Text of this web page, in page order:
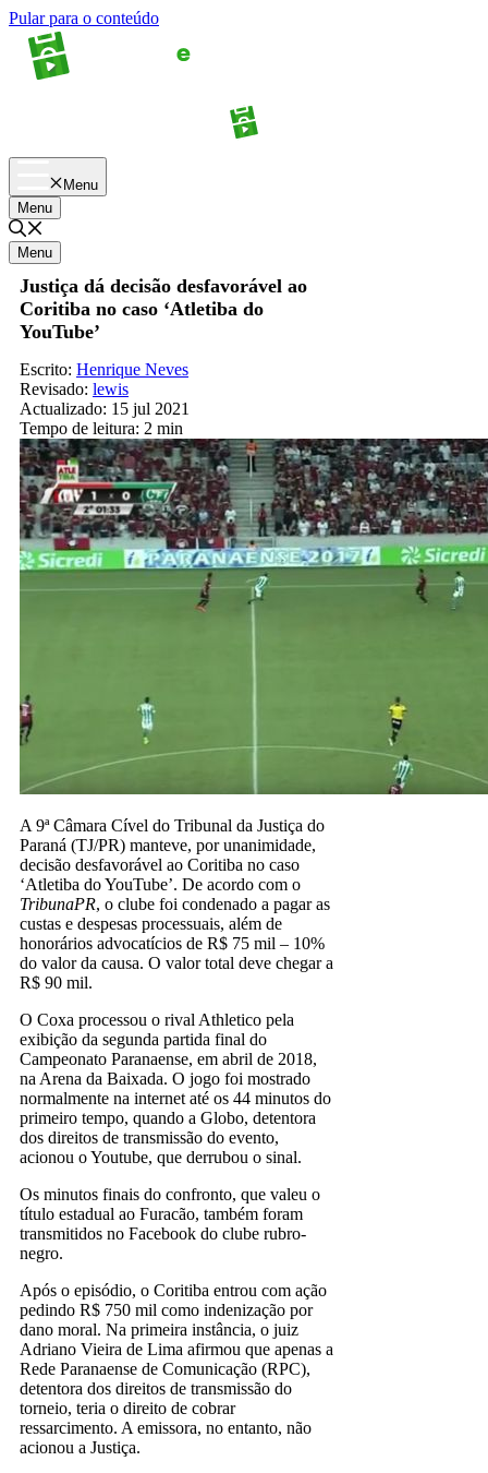
Pular para o conteúdo
Menu
Menu
Menu
Justiça dá decisão desfavorável ao
Coritiba no caso ‘Atletiba do
YouTube’
Escrito: Henrique Neves
Revisado: lewis
Actualizado: 15 jul 2021
Tempo de leitura: 2 min
A 9ª Câmara Cível do Tribunal da Justiça do
Paraná (TJ/PR) manteve, por unanimidade,
decisão desfavorável ao Coritiba no caso
‘Atletiba do YouTube’. De acordo com o
TribunaPR, o clube foi condenado a pagar as
custas e despesas processuais, além de
honorários advocatícios de R$ 75 mil – 10%
do valor da causa. O valor total deve chegar a
R$ 90 mil.
O Coxa processou o rival Athletico pela
exibição da segunda partida final do
Campeonato Paranaense, em abril de 2018,
na Arena da Baixada. O jogo foi mostrado
normalmente na internet até os 44 minutos do
primeiro tempo, quando a Globo, detentora
dos direitos de transmissão do evento,
acionou o Youtube, que derrubou o sinal.
Os minutos finais do confronto, que valeu o
título estadual ao Furacão, também foram
transmitidos no Facebook do clube rubro-
negro.
Após o episódio, o Coritiba entrou com ação
pedindo R$ 750 mil como indenização por
dano moral. Na primeira instância, o juiz
Adriano Vieira de Lima afirmou que apenas a
Rede Paranaense de Comunicação (RPC),
detentora dos direitos de transmissão do
torneio, teria o direito de cobrar
ressarcimento. A emissora, no entanto, não
acionou a Justiça.